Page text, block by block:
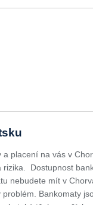
placení na vás v
rizika. Dostupnost
nebudete mít v
Bankomaty